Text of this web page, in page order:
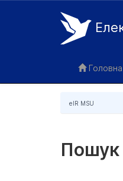
Головна
eIR MSU
Пошук